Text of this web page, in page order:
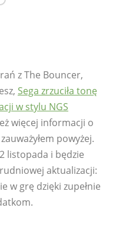
z The Bouncer,
Sega zrzuciła tonę
w stylu NGS
więcej informacji o
powyżej.
listopada i będzie
aktualizacji:
w grę dzięki zupełnie